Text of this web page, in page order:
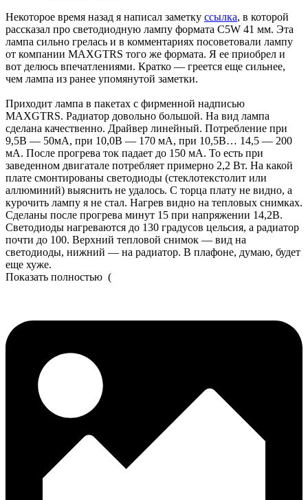
Некоторое время назад я написал заметку ссылка, в которой
рассказал про светодиодную лампу формата C5W 41 мм. Эта
лампа сильно грелась и в комментариях посоветовали лампу
от компании MAXGTRS того же формата. Я ее приобрел и
вот делюсь впечатлениями. Кратко — греется еще сильнее,
чем лампа из ранее упомянутой заметки.
Приходит лампа в пакетах с фирменной надписью
MAXGTRS. Радиатор довольно большой. На вид лампа
сделана качественно. Драйвер линейный. Потребление при
9,5В — 50мА, при 10,0В — 170 мА, при 10,5В… 14,5 — 200
мА. После прогрева ток падает до 150 мА. То есть при
заведенном двигатале потребляет примерно 2,2 Вт. На какой
плате смонтированы светодиоды (стеклотекстолит или
аллюминий) выяснить не удалось. С торца плату не видно, а
курочить лампу я не стал. Нагрев видно на тепловых снимках.
Сделаны после прогрева минут 15 при напряжении 14,2В.
Светодиоды нагреваются до 130 градусов цельсия, а радиатор
почти до 100. Верхний тепловой снимок — вид на
светодиоды, нижний — на радиатор. В плафоне, думаю, будет
еще хуже.
Показать полностью (